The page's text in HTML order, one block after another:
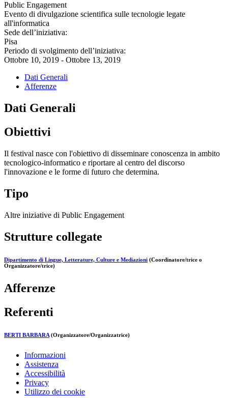
Public Engagement
Evento di divulgazione scientifica sulle tecnologie legate
all'informatica
Sede dell’iniziativa:
Pisa
Periodo di svolgimento dell’iniziativa:
Ottobre 10, 2019 - Ottobre 13, 2019
Dati Generali
Afferenze
Dati Generali
Obiettivi
Il festival nasce con l'obiettivo di disseminare conoscenza in ambito
tecnologico-informatico e riportare al centro del discorso
l'innovazione e le forme di futuro che determina.
Tipo
Altre iniziative di Public Engagement
Strutture collegate
Dipartimento di Lingue, Letterature, Culture e Mediazioni (Coordinatore/trice o
Organizzatore/trice)
Afferenze
Referenti
BERTI BARBARA (Organizzatore/Organizzatrice)
Informazioni
Assistenza
Accessibilità
Privacy
Utilizzo dei cookie